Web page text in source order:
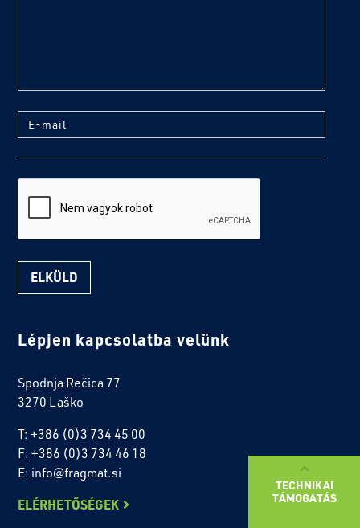
TECHNIKAI
TÁMOGATÁS
E-mail
Lépjen kapcsolatba velünk
Spodnja Rečica 77
3270 Laško
T: +386 (0)3 734 45 00
F: +386 (0)3 734 46 18
E: info@fragmat.si
ELÉRHETŐSÉGEK